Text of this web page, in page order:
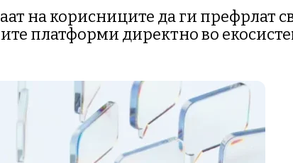
на корисниците да ги префрлат
платформи директно во